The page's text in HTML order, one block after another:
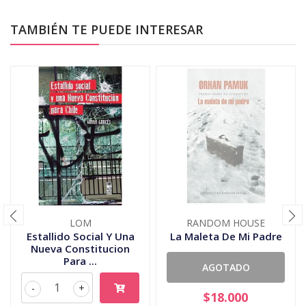
TAMBIÉN TE PUEDE INTERESAR
LOM
Estallido Social Y Una
Nueva Constitucion
Para ...
+
-
RANDOM HOUSE
La Maleta De Mi Padre
AGOTADO
$18.000